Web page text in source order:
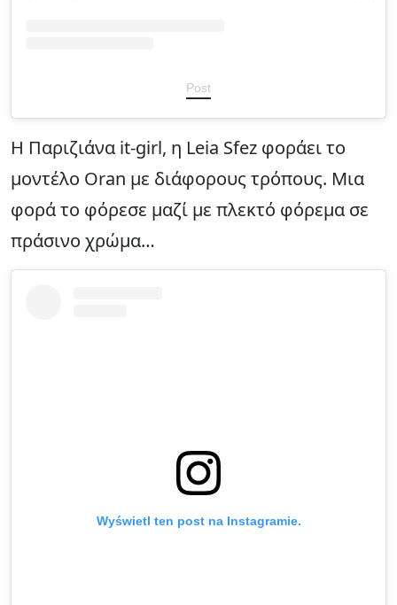
Post
Η Παριζιάνα it-girl, η Leia Sfez φοράει το
μοντέλο Oran με διάφορους τρόπους. Μια
φορά το φόρεσε μαζί με πλεκτό φόρεμα σε
πράσινο χρώμα…
Wyświetl ten post na Instagramie.